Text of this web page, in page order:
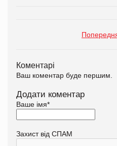
Коментарі
Ваш коментар буде першим.
Додати коментар
Ваше імя*
Захист від СПАМ